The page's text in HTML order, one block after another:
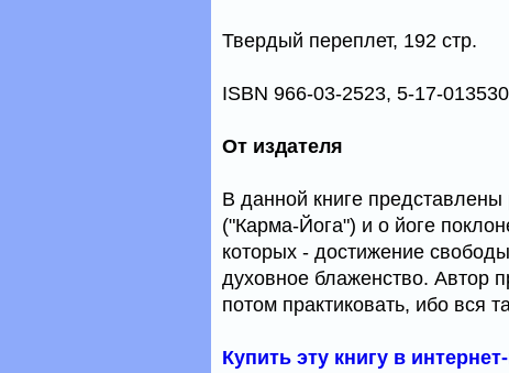
Твердый переплет, 192 стр.
ISBN 966-03-2523, 5-17-
От издателя
В данной книге
("Карма-Йога") и о йоге
которых - достижение
духовное блаженство. Автор
потом практиковать, ибо вся
Купить эту книгу в